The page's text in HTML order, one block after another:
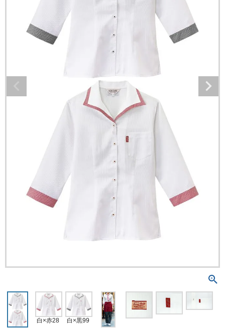
白×赤28 白×黒99